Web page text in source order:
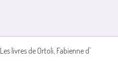
Les livres de Ortoli, Fabienne d'